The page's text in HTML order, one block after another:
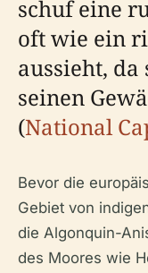
schuf eine
oft wie ein
aussieht,
seinen
(National
Bevor die
Gebiet von
die Algonquin-
des Moores wie